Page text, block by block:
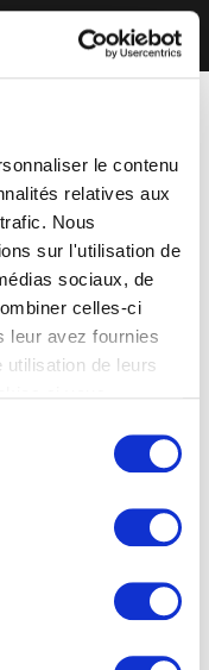
le contenu
relatives aux
Nous
sur l'utilisation de
sociaux, de
celles-ci
leur avez fournies
de leurs